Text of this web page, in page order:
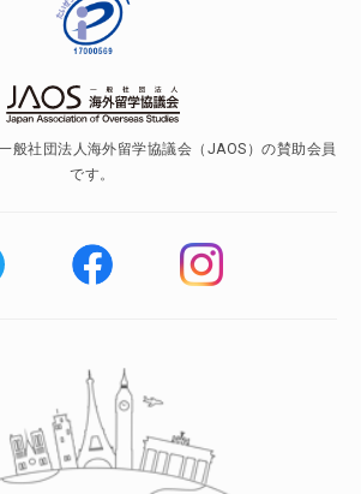
般社団法人海外留学協議会（JAOS）の賛助会員
です。